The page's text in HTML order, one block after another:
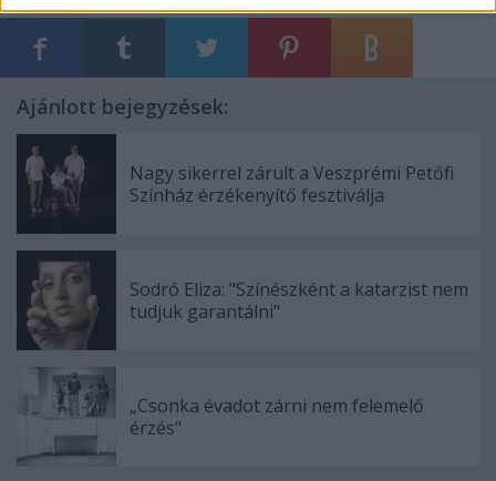
Ajánlott bejegyzések:
Nagy sikerrel zárult a Veszprémi Petőfi
Színház érzékenyítő fesztiválja
Sodró Eliza: "Színészként a katarzist nem
tudjuk garantálni"
„Csonka évadot zárni nem felemelő
érzés"